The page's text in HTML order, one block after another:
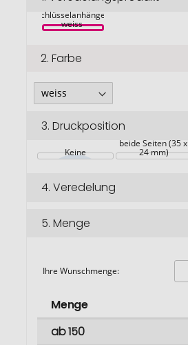
springenMidi kompakter Y1
Schlüsselanhänger
weiss
2. Farbe
3. Druckposition
Keine
beide Seiten (35 x
24 mm)
4. Veredelung
5. Menge
Ihre Wunschmenge:
Menge
ab 150